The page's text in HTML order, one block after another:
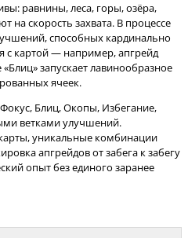
равнины, леса, горы, озёра,
на скорость захвата. В процессе
способных кардинально
с картой — например, апгрейд
запускает лавинообразное
Блиц, Окопы, Избегание,
ветками улучшений.
уникальные комбинации
апгрейдов от забега к забегу
опыт без единого заранее